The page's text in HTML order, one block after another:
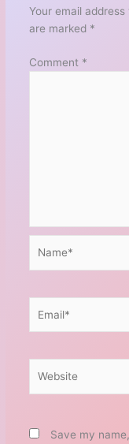
Your email
are marked *
Comment *
Save my